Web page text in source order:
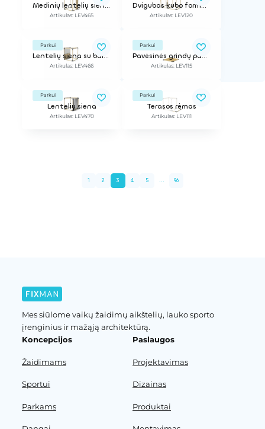
Medinių lentelių siena stoginei 1/2
Artikulas: LEV465
Dvigubas kubo formos rėmas
Artikulas: LEV120
Parkui
Lentelių siena su baltąja lenta
Artikulas: LEV466
Parkui
Pavėsinės grindų pagrindas
Artikulas: LEV115
Parkui
Lentelių siena
Artikulas: LEV470
Parkui
Terasos rėmas
Artikulas: LEV111
1 2 3 4 5 ... 96
Mes siūlome vaikų žaidimų aikštelių, lauko sporto
įrenginius ir mažąją architektūrą.
Koncepcijos
Žaidimams
Sportui
Parkams
Paslaugos
Projektavimas
Dizainas
Produktai